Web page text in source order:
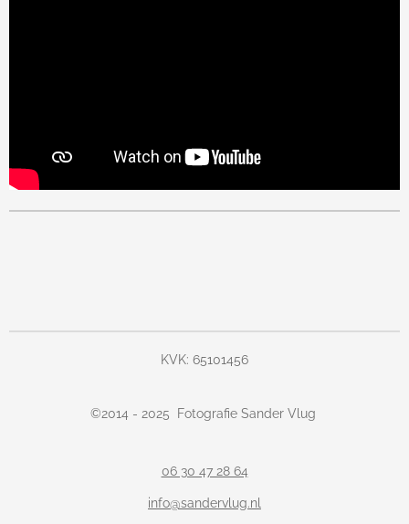
KVK: 65101456
©2014 - 2025 Fotografie Sander Vlug
06 30 47 28 64
info@sandervlug.nl